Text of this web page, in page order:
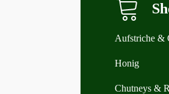
Aufstriche &
Honig
Chutneys &